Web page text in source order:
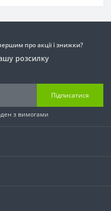
про акції і знижки?
розсилку
Підписатися
з вимогами